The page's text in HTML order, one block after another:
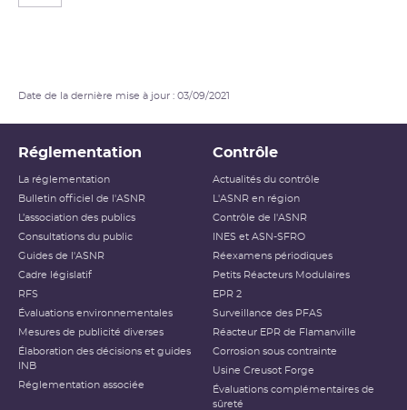
Date de la dernière mise à jour : 03/09/2021
Réglementation
La réglementation
Bulletin officiel de l'ASNR
L’association des publics
Consultations du public
Guides de l'ASNR
Cadre législatif
RFS
Évaluations environnementales
Mesures de publicité diverses
Élaboration des décisions et guides
INB
Réglementation associée
Contrôle
Actualités du contrôle
L'ASNR en région
Contrôle de l'ASNR
INES et ASN-SFRO
Réexamens périodiques
Petits Réacteurs Modulaires
EPR 2
Surveillance des PFAS
Réacteur EPR de Flamanville
Corrosion sous contrainte
Usine Creusot Forge
Évaluations complémentaires de
sûreté